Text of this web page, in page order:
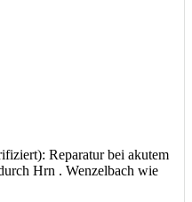
Reparatur bei akutem
Hrn . Wenzelbach wie